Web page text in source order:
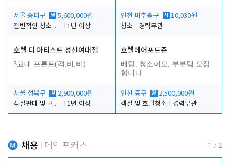
서울 송파구 월 5,600,000원
전반적인 청소 업무(객실청소.객실정리)
1년 이상
인천 미추홀구 시
10,030원
청소
경력무관
호텔 디 아티스트 성신여대점
3교대 프론트(격,비,비)
서울 성북구 월 2,900,000원
객실판매 및 고객응대
1년 이상
호텔에어포트준
베팅, 청소이모, 부부팀 모집
합니다.
인천 중구 월 2,500,000원
객실 및 호텔청소
경력무관
채용 메인포커스 1 / 2